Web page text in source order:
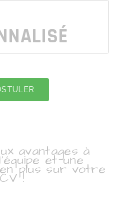
avantages à
et une
plus sur votre
CV !